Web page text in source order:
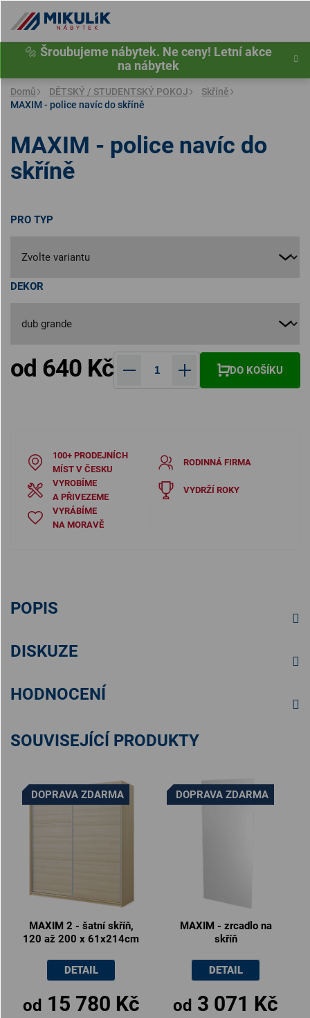
obsah
🔩 Šroubujeme nábytek. Ne ceny! Letní akce
na nábytek
Domů DĚTSKÝ / STUDENTSKÝ POKOJ
Skříně
MAXIM - police navíc do skříně
PRO TYP
DEKOR
od 640 Kč DO KOŠÍKU
MAXIM - police navíc do
skříně
100+ PRODEJNÍCH
MÍST V ČESKU
RODINNÁ FIRMA
VYROBÍME
A PŘIVEZEME
VYDRŽÍ ROKY
VYRÁBÍME
NA MORAVĚ
POPIS
DISKUZE
HODNOCENÍ
SOUVISEJÍCÍ PRODUKTY
DOPRAVA ZDARMA
MAXIM 2 - šatní skříň,
120 až 200 x 61x214cm
od 15 780 Kč
DETAIL
DOPRAVA ZDARMA
MAXIM - zrcadlo na
skříň
od 3 071 Kč
DETAIL